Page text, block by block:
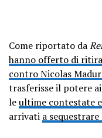
Come riportato da
hanno offerto di
contro Nicolas
trasferisse il potere
leultime contestate
arrivati a